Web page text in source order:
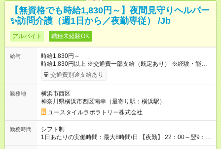
【無資格でも時給1,830円～】夜間見守りヘルパー
✨訪問介護（週1日から／夜勤専従） /Jb
アルバイト 職種未経験OK
給与
時給1,830円～
時給1,830円以上 ※交通費一部支給（既定あり） ※経験・能力を
考慮して決定します 【収入例】 週1回勤務の場合：1,830円×8時
間×4回=5万8,560円 週3回勤務の場合：1,830円×8時間×12回
月 ※ 雇用形態と給与に、本採用時と異なる部分があります。 雇
用形態：本採用時と同じです。 給与：時給 1,660円以上
交通費別途支給あり
勤務地
横浜市西区
神奈川県横浜市西区南幸（最寄り駅：横浜駅）
ユースタイルラボラトリー株式会社
勤務時間
シフト制
1日あたりの実働時間：最大8時間/日 【夜勤】 22：00～翌9：
00 ※週1日～OK ／ 夜勤専従 ＊＊ 勤務時間例 ＊＊ ■22時か